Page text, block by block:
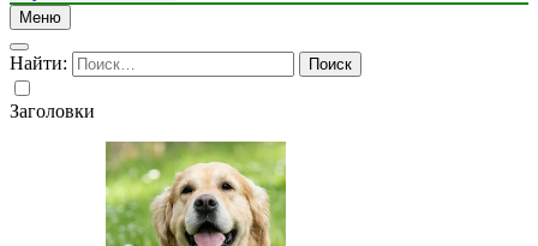
Меню
Найти:
Заголовки